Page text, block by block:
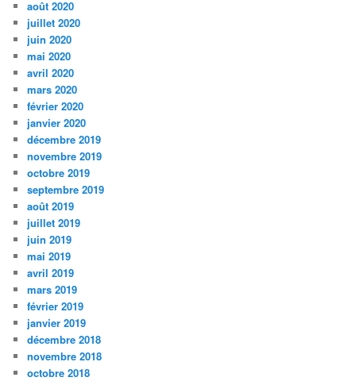
août 2020
juillet 2020
juin 2020
mai 2020
avril 2020
mars 2020
février 2020
janvier 2020
décembre 2019
novembre 2019
octobre 2019
septembre 2019
août 2019
juillet 2019
juin 2019
mai 2019
avril 2019
mars 2019
février 2019
janvier 2019
décembre 2018
novembre 2018
octobre 2018